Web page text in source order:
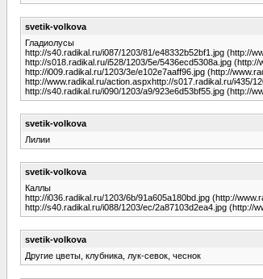
svetik-volkova
Гладиолусы
http://s40.radikal.ru/i087/1203/81/e48332b52bf1.jpg (http://
http://s018.radikal.ru/i528/1203/5e/5436ecd5308a.jpg
http://i009.radikal.ru/1203/3e/e102e7aaff96.jpg (http://
http://www.radikal.ru/action.aspxhttp://s017.radikal.ru/i435/
http://s40.radikal.ru/i090/1203/a9/923e6d53bf55.jpg (http://
svetik-volkova
Лилии
svetik-volkova
Каллы
http://i036.radikal.ru/1203/6b/91a605a180bd.jpg (http://
http://s40.radikal.ru/i088/1203/ec/2a87103d2ea4.jpg (http://
svetik-volkova
Другие цветы, клубника, лук-севок, чеснок